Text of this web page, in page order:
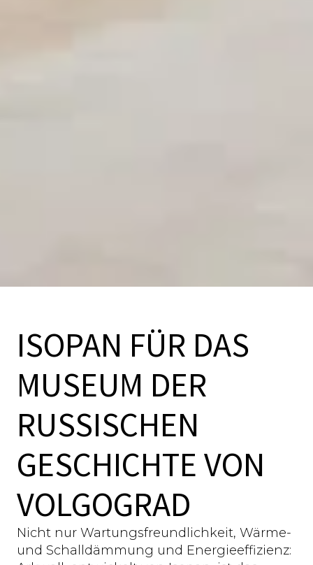
ISOPAN FÜR DAS
MUSEUM DER
RUSSISCHEN
GESCHICHTE VON
VOLGOGRAD
Nicht nur Wartungsfreundlichkeit, Wärme-
und Schalldämmung und Energieeffizienz: